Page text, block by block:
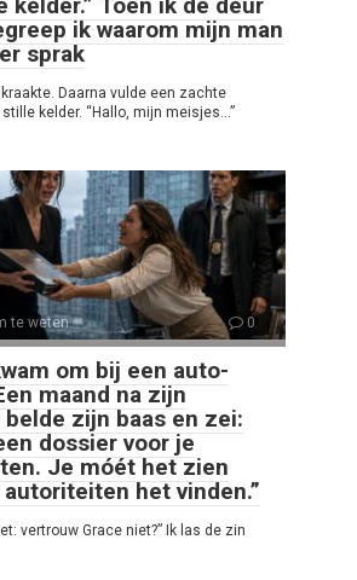
ik waarom mijn man
sprak
Daarna vulde een zachte
kelder. “Hallo, mijn meisjes…”
te weten 0
om bij een auto-
maand na zijn
zijn baas en zei:
dossier voor je
Je móét het zien
het vinden.”
vertrouw Grace niet?” Ik las de zin